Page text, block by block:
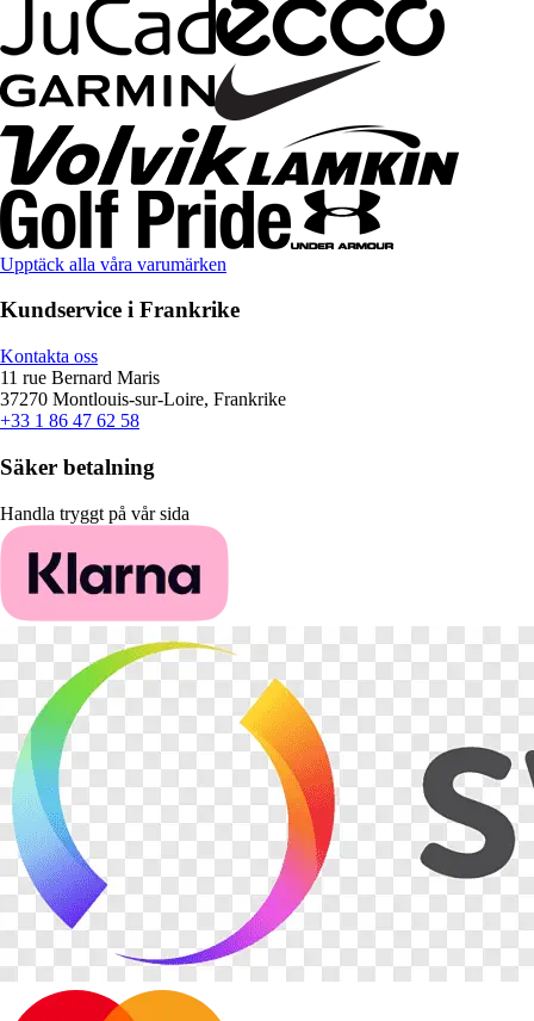
Upptäck alla våra varumärken
Kundservice i Frankrike
Kontakta oss
11 rue Bernard Maris
37270 Montlouis-sur-Loire, Frankrike
+33 1 86 47 62 58
Säker betalning
Handla tryggt på vår sida